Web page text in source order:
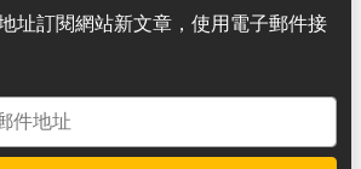
址訂閱網站新文章，使用電子郵件接